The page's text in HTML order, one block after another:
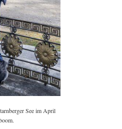
See im April